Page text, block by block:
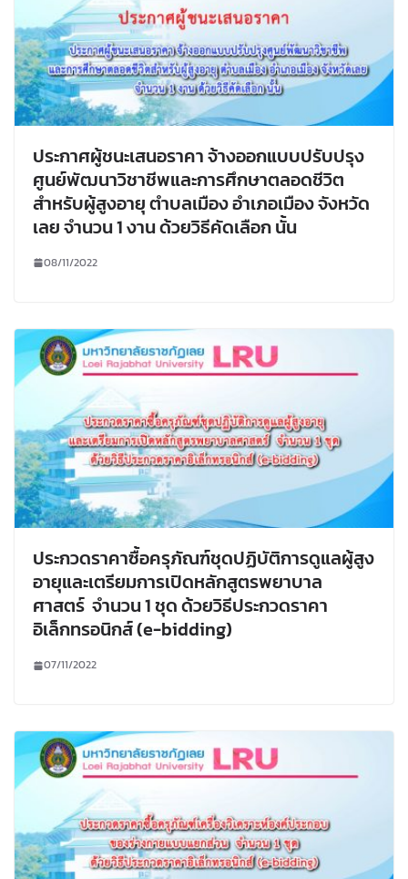
ประกาศผู้ชนะเสนอราคา จ้างออกแบบปรับปรุง
ศูนย์พัฒนาวิชาชีพและการศึกษาตลอดชีวิต
สำหรับผู้สูงอายุ ตำบลเมือง อำเภอเมือง จังหวัด
เลย จำนวน 1 งาน ด้วยวิธีคัดเลือก นั้น
08/11/2022
ประกวดราคาซื้อครุภัณฑ์ชุดปฏิบัติการดูแลผู้สูง
อายุและเตรียมการเปิดหลักสูตรพยาบาล
ศาสตร์ จำนวน 1 ชุด ด้วยวิธีประกวดราคา
อิเล็กทรอนิกส์ (e-bidding)
07/11/2022